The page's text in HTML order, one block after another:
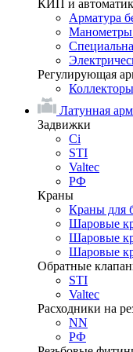
КИП и
Арматура
Манометры
Регулирующая
Латунная
Задвижки
Ci
STI
Valtec
РФ
Краны
Краны для
Шаровые
Шаровые
Шаровые
Обратные
STI
Valtec
Расходники на
NN
РФ